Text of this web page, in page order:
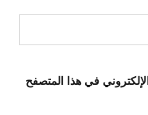
في هذا المتصفح